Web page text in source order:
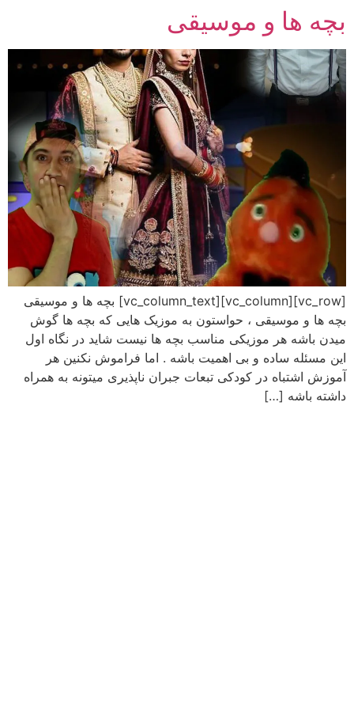
محتوا
بچه ها و موسیقی
[vc_row][vc_column][vc_column_text] بچه ها و موسیقی
بچه ها و موسیقی ، حواستون به موزیک هایی که بچه ها گوش
میدن باشه هر موزیکی مناسب بچه ها نیست شاید در نگاه اول
این مسئله ساده و بی اهمیت باشه . اما فراموش نکنین هر
آموزش اشتباه در کودکی تبعات جبران ناپذیری میتونه به همراه
داشته باشه […]